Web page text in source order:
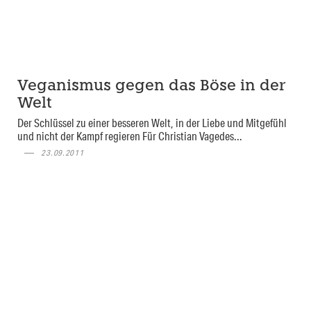
Veganismus gegen das Böse in der
Welt
Der Schlüssel zu einer besseren Welt, in der Liebe und Mitgefühl
und nicht der Kampf regieren Für Christian Vagedes...
23.09.2011